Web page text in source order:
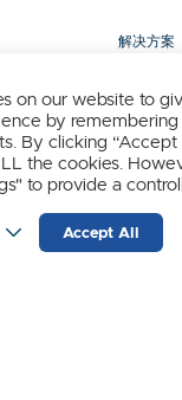
解决方案
联系我们
）最新动态
on our website to
by
By clicking “Accept
the cookies.
to provide a
Accept All